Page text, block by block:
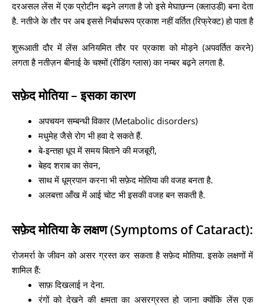
दरअसल लेंस में एक प्रोटीन बढ़ने लगता है जो इसे मेघाछन्न (क्लाउडी) बना देता
है. नतीजे के तौर पर अब इससे निर्बाधरूप प्रकाश नहीं वर्तित (रिफ्रेक्ट) हो पाता है
शुरूआती दौर में लेंस अनियमित तौर पर प्रकाश को मोड़ने (अपवर्तित करने)
लगता है नतीज़न बीनाई के चश्मों (रीडिंग ग्लास) का नम्बर बढ़ने लगता है.
सफ़ेद मोतिया – इसका कारण
अपचयन सम्बन्धी विकार (Metabolic disorders)
मधुमेह जैसे रोग भी हवा दे सकते हैं.
बे-इन्तहा धूप में समय बिताने की मजबूरी,
बेहद शराब का सेवन,
साथ में धूम्रपान करना भी सफ़ेद मोतिया की वजह बनता है.
अलबत्ता आँख में आई चोट भी इसकी वजह बन सकती है.
सफ़ेद मोतिया के लक्षण (Symptoms of Cataract):
रोजमर्रा के जीवन को असर ग्रस्त कर सकता है सफ़ेद मोतिया. इसके लक्षणों में
शामिल हैं:
साफ़ दिखलाई न देना.
रंगों को देखने की क्षमता का असरग्रस्त हो जाना क्योंकि लेंस एक